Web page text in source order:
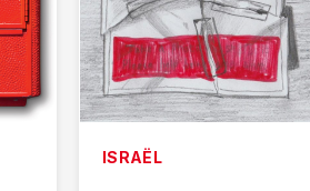
ISRAËL